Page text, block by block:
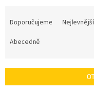
r
Doporučujeme Nejlevnější
Abecedně